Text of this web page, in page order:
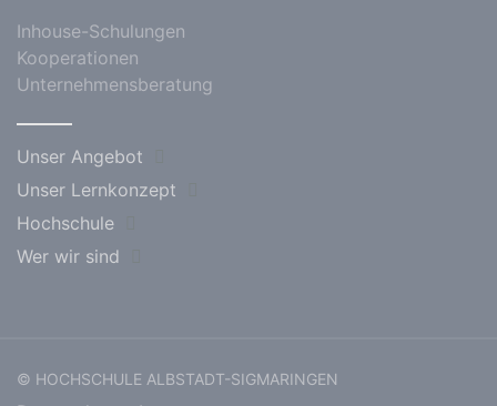
Inhouse-Schulungen
Kooperationen
Unternehmensberatung
Unser Angebot
Unser Lernkonzept
Hochschule
Wer wir sind
© HOCHSCHULE ALBSTADT-SIGMARINGEN